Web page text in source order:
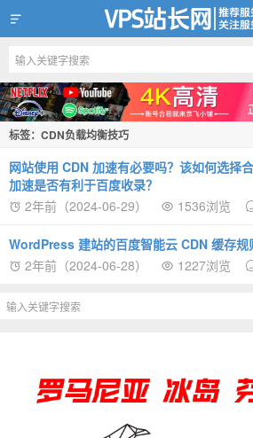
VPS站长网
标签：CDN负载均衡技巧
网站使用 CDN 加速有必要吗？该如何选择
加速是否有利于百度收录？
2年前（2024-06-29）
1536浏览
WordPress 建站的百度智能云 CDN 缓存规
2年前（2024-06-28）
1227浏览